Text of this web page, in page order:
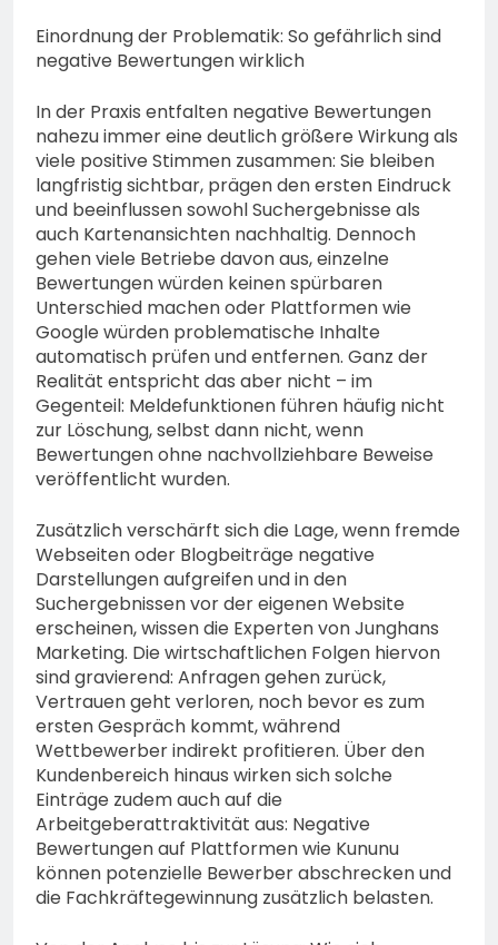
Einordnung der Problematik: So gefährlich sind
negative Bewertungen wirklich
In der Praxis entfalten negative Bewertungen
nahezu immer eine deutlich größere Wirkung als
viele positive Stimmen zusammen: Sie bleiben
langfristig sichtbar, prägen den ersten Eindruck
und beeinflussen sowohl Suchergebnisse als
auch Kartenansichten nachhaltig. Dennoch
gehen viele Betriebe davon aus, einzelne
Bewertungen würden keinen spürbaren
Unterschied machen oder Plattformen wie
Google würden problematische Inhalte
automatisch prüfen und entfernen. Ganz der
Realität entspricht das aber nicht – im
Gegenteil: Meldefunktionen führen häufig nicht
zur Löschung, selbst dann nicht, wenn
Bewertungen ohne nachvollziehbare Beweise
veröffentlicht wurden.
Zusätzlich verschärft sich die Lage, wenn fremde
Webseiten oder Blogbeiträge negative
Darstellungen aufgreifen und in den
Suchergebnissen vor der eigenen Website
erscheinen, wissen die Experten von Junghans
Marketing. Die wirtschaftlichen Folgen hiervon
sind gravierend: Anfragen gehen zurück,
Vertrauen geht verloren, noch bevor es zum
ersten Gespräch kommt, während
Wettbewerber indirekt profitieren. Über den
Kundenbereich hinaus wirken sich solche
Einträge zudem auch auf die
Arbeitgeberattraktivität aus: Negative
Bewertungen auf Plattformen wie Kununu
können potenzielle Bewerber abschrecken und
die Fachkräftegewinnung zusätzlich belasten.